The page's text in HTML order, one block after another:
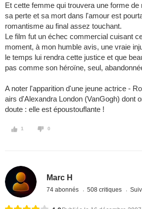
Et cette femme qui trouvera une forme
sa perte et sa mort dans l'amour est
romantisme au final assez touchant.
Le film fut un échec commercial cuisant
moment, à mon humble avis, une vraie
le temps lui rendra cette justice et que
pas comme son héroïne, seul,
A noter l'apparition d'une jeune actrice -
airs d'Alexandra London (VanGogh) dont
doute : elle est époustouflante !
1 0
Marc H
74 abonnés 508 critiques